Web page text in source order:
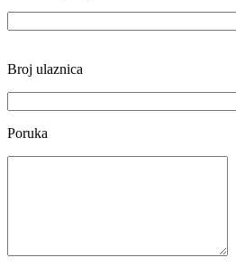
Broj ulaznica
Poruka